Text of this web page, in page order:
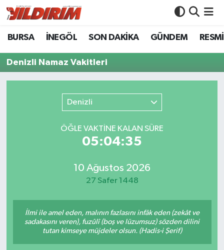
BURSA İNEGÖL SON DAKİKA GÜNDEM
Denizli Namaz Vakitleri
Denizli
ÖĞLE VAKTİNE KALAN SÜRE
05:04:35
10 Ağustos 2026
27 Safer 1448
İlmi ile amel eden, malının fazlasını infâk eden (zekât ve
sadakasını veren), fuzûlî (boş ve lüzumsuz) sözden dilini
tutan kimseye müjdeler olsun. (Hadis-i Şerif)
BURSA
İNEGÖL
RESMİ İLANLAR
KÖŞE YAZILARI
YAŞAM
Bursa Nöbetçi Eczaneler
Bursa Hava Durumu
Süper Lig Puan Durumu ve Fikstür
Tüm Manşetler
Haber Arşivi